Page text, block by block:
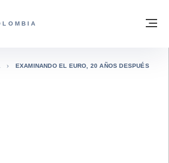
- FOR TRADE
EXAMINANDO EL EURO, 20 AÑOS DESPUÉS